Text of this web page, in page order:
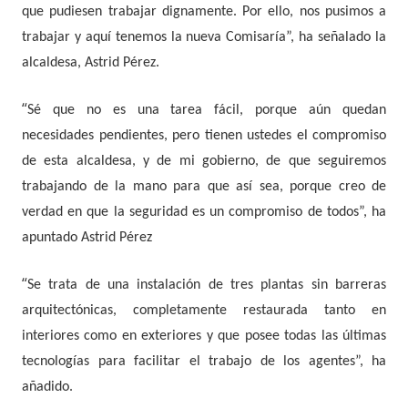
que pudiesen trabajar dignamente. Por ello, nos pusimos a
trabajar y aquí tenemos la nueva Comisaría”, ha señalado la
alcaldesa, Astrid Pérez.
“Sé que no es una tarea fácil, porque aún quedan
necesidades pendientes, pero tienen ustedes el compromiso
de esta alcaldesa, y de mi gobierno, de que seguiremos
trabajando de la mano para que así sea, porque creo de
verdad en que la seguridad es un compromiso de todos”, ha
apuntado Astrid Pérez
“Se trata de una instalación de tres plantas sin barreras
arquitectónicas, completamente restaurada tanto en
interiores como en exteriores y que posee todas las últimas
tecnologías para facilitar el trabajo de los agentes”, ha
añadido.